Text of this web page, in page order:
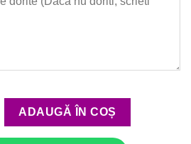
Educatoare la Inceput de An Scolar
ADAUGĂ ÎN COȘ